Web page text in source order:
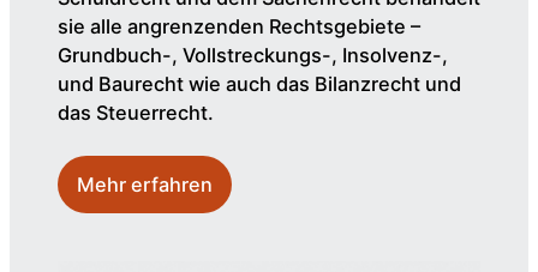
sie alle angrenzenden Rechtsgebiete –
Grundbuch-, Vollstreckungs-, Insolvenz-,
und Baurecht wie auch das Bilanzrecht und
das Steuerrecht.
Mehr erfahren